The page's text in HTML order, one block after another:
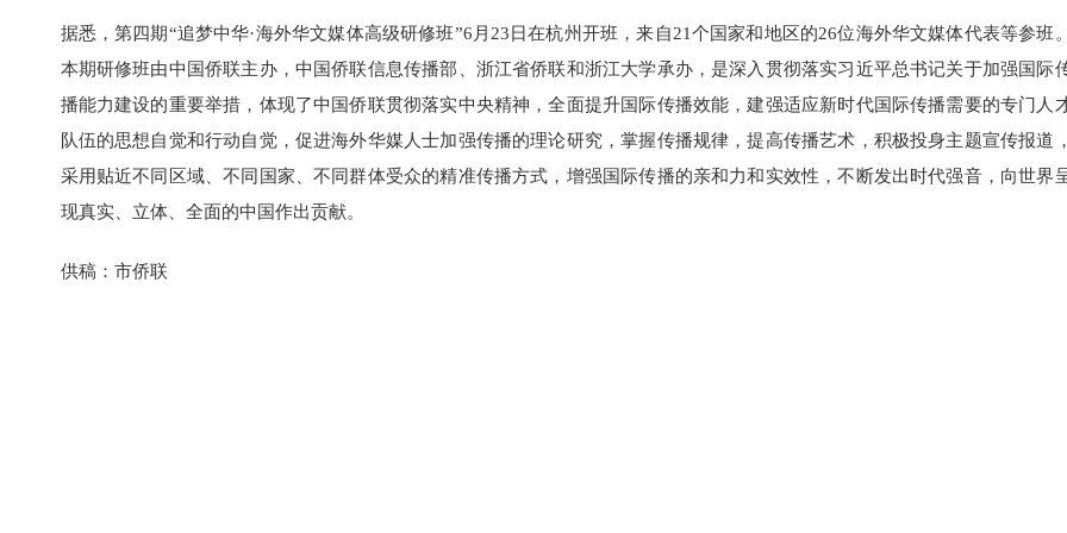
据悉，第四期“追梦中华·海外华文媒体高级研修班”6月23日在杭州开班，来自21个国家和地区的26位海外华文媒体代表等参班。
本期研修班由中国侨联主办，中国侨联信息传播部、浙江省侨联和浙江大学承办，是深入贯彻落实习近平总书记关于加强国际
播能力建设的重要举措，体现了中国侨联贯彻落实中央精神，全面提升国际传播效能，建强适应新时代国际传播需要的专门人
队伍的思想自觉和行动自觉，促进海外华媒人士加强传播的理论研究，掌握传播规律，提高传播艺术，积极投身主题宣传报道，
采用贴近不同区域、不同国家、不同群体受众的精准传播方式，增强国际传播的亲和力和实效性，不断发出时代强音，向世界
现真实、立体、全面的中国作出贡献。
供稿：市侨联